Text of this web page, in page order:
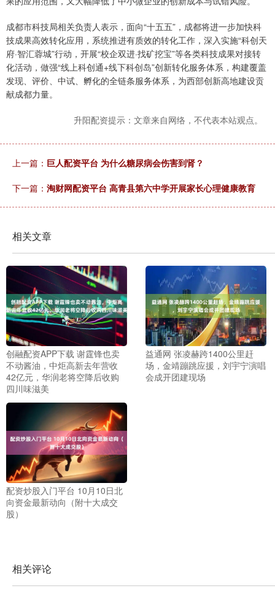
成都市科技局相关负责人表示，面向“十五五”，成都将进一步加快科
技成果高效转化应用，系统推进有质效的转化工作，深入实施“科创天
府·智汇蓉城”行动，开展“校企双进·找矿挖宝”等各类科技成果对接转
化活动，做强“线上科创通+线下科创岛”创新转化服务体系，构建覆盖
发现、评价、中试、孵化的全链条服务体系，为西部创新高地建设贡
献成都力量。
升阳配资提示：文章来自网络，不代表本站观点。
上一篇： 巨人配资平台 为什么糖尿病会伤害到肾？
下一篇： 淘财网配资平台 高青县第六中学开展家长心理健康教育
相关文章
创融配资APP下载 谢霆锋也卖
不动酱油，中炬高新去年营收
42亿元，华润老将空降后收购
四川味滋美
益通网 张凌赫跨1400公里赶
场，金靖蹦跳应援，刘宇宁演唱
会成开团建现场
配资炒股入门平台 10月10日北
向资金最新动向（附十大成交
股）
相关评论